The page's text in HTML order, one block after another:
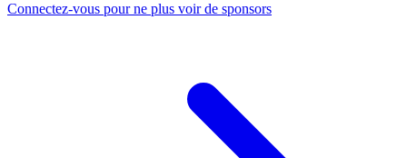
Connectez-vous pour ne plus voir de sponsors